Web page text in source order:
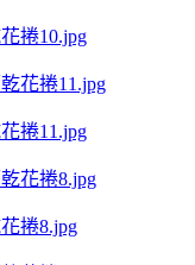
捲10.jpg
捲11.jpg
捲8.jpg